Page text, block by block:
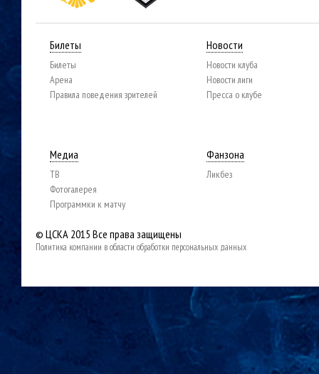
Билеты
Билеты
Арена
Правила поведения зрителей
Новости
Новости клуба
Новости лиги
Пресса о клубе
Медиа
ТВ
Фотогалерея
Программки к матчу
Фанзона
Ликбез
© ЦСКА 2015 Все права защищены
Политика компании в области обработки персональных данных